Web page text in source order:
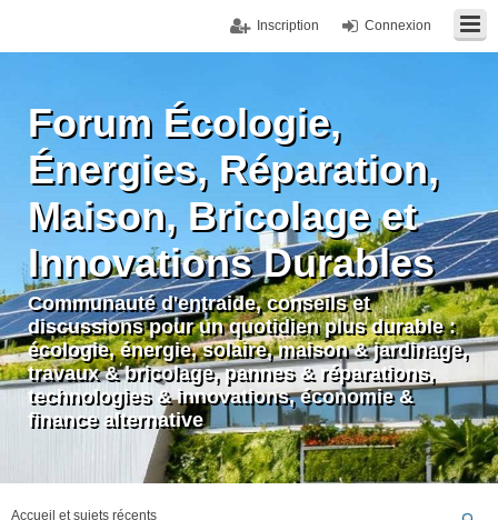
Connexion
Inscription
Forum Écologie,
Énergies, Réparation,
Maison, Bricolage et
Innovations Durables
Communauté d'entraide, conseils et
discussions pour un quotidien plus durable :
écologie, énergie, solaire, maison & jardinage,
travaux & bricolage, pannes & réparations,
technologies & innovations, économie &
finance alternative
Accueil et sujets récents